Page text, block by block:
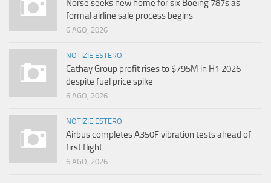
Norse seeks new home for six Boeing 787s as
formal airline sale process begins
6 AGO, 2026
NOTIZIE ESTERO
Cathay Group profit rises to $795M in H1 2026
despite fuel price spike
6 AGO, 2026
NOTIZIE ESTERO
Airbus completes A350F vibration tests ahead of
first flight
6 AGO, 2026